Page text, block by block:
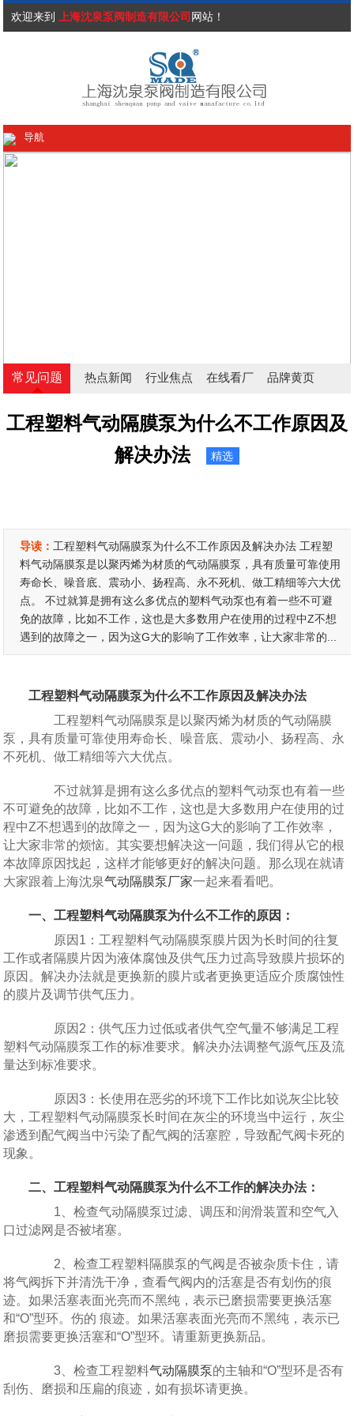
欢迎来到 上海沈泉泵阀制造有限公司 网站！
导航
常见问题 热点新闻 行业焦点 在线看厂 品牌黄页
工程塑料气动隔膜泵为什么不工作原因及
解决办法
精选
导读： 工程塑料气动隔膜泵为什么不工作原因及解决办法 工程塑
料气动隔膜泵是以聚丙烯为材质的气动隔膜泵，具有质量可靠使用
寿命长、噪音底、震动小、扬程高、永不死机、做工精细等六大优
点。 不过就算是拥有这么多优点的塑料气动泵也有着一些不可避
免的故障，比如不工作，这也是大多数用户在使用的过程中Z不想
遇到的故障之一，因为这G大的影响了工作效率，让大家非常的...
工程塑料气动隔膜泵为什么不工作原因及解决办法
工程塑料气动隔膜泵是以聚丙烯为材质的气动隔膜
泵，具有质量可靠使用寿命长、噪音底、震动小、扬程高、永
不死机、做工精细等六大优点。
不过就算是拥有这么多优点的塑料气动泵也有着一些
不可避免的故障，比如不工作，这也是大多数用户在使用的过
程中Z不想遇到的故障之一，因为这G大的影响了工作效率，
让大家非常的烦恼。其实要想解决这一问题，我们得从它的根
本故障原因找起，这样才能够更好的解决问题。那么现在就请
大家跟着上海沈泉气动隔膜泵厂家一起来看看吧。
一、工程塑料气动隔膜泵为什么不工作的原因：
原因1：工程塑料气动隔膜泵膜片因为长时间的往复
工作或者隔膜片因为液体腐蚀及供气压力过高导致膜片损坏的
原因。解决办法就是更换新的膜片或者更换更适应介质腐蚀性
的膜片及调节供气压力。
原因2：供气压力过低或者供气空气量不够满足工程
塑料气动隔膜泵工作的标准要求。解决办法调整气源气压及流
量达到标准要求。
原因3：长使用在恶劣的环境下工作比如说灰尘比较
大，工程塑料气动隔膜泵长时间在灰尘的环境当中运行，灰尘
渗透到配气阀当中污染了配气阀的活塞腔，导致配气阀卡死的
现象。
二、工程塑料气动隔膜泵为什么不工作的解决办法：
1、检查气动隔膜泵过滤、调压和润滑装置和空气入
口过滤网是否被堵塞。
2、检查工程塑料隔膜泵的气阀是否被杂质卡住，请
将气阀拆下并清洗干净，查看气阀内的活塞是否有划伤的痕
迹。如果活塞表面光亮而不黑纯，表示已磨损需要更换活塞
和“O”型环。伤的 痕迹。如果活塞表面光亮而不黑纯，表示已
磨损需要更换活塞和“O”型环。请重新更换新品。
3、检查工程塑料气动隔膜泵的主轴和“O”型环是否有
刮伤、磨损和压扁的痕迹，如有损坏请更换。